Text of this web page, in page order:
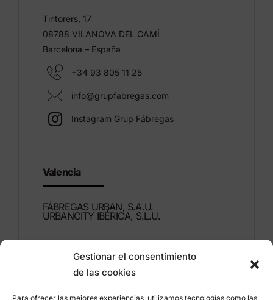
Gestionar el consentimiento
de las cookies
Para ofrecer las mejores experiencias, utilizamos tecnologías como las
Tintorers, 17
08788 VILANOVA DEL CAMÍ
Barcelona – España
+34 93 805 11 25
info@grupfabregas.com
Instagram Grup Fábregas
Valencia
FÁBREGAS URBAN, S.A.U.
URBANCITY IBÉRICA, S.L.U.
46960 ALDAIA
Valencia – España